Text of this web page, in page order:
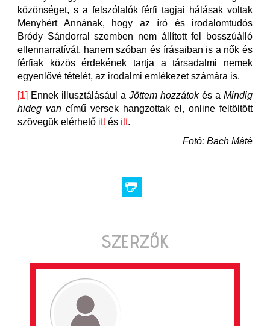
közönséget, s a felszólalók férfi tagjai hálásak voltak
Menyhért Annának, hogy az író és irodalomtudós
Bródy Sándorral szemben nem állított fel bosszúálló
ellennarratívát, hanem szóban és írásaiban is a nők és
férfiak közös érdekének tartja a társadalmi nemek
egyenlővé tételét, az irodalmi emlékezet számára is.
[1]
Ennek illusztálásául a Jöttem hozzátokés a Mindig
hideg van című versek hangzottak el, online feltöltött
szövegük elérhető ittés itt.
Fotó: Bach Máté
SZERZŐK